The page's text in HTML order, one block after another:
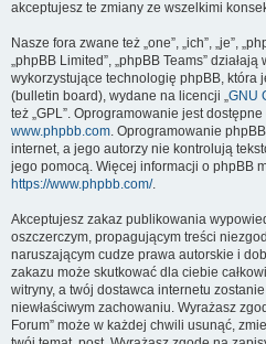
akceptujesz te zmiany ze wszelkimi
Nasze fora zwane też „one”, „ich”, „je”,
„phpBB Limited”, „phpBB Teams”
wykorzystujące technologię phpBB, która
(bulletin board), wydane na licencji „GNU
też „GPL”. Oprogramowanie jest
www.phpbb.com. Oprogramowanie
internet, a jego autorzy nie kontrolują
jego pomocą. Więcej informacji o phpBB
https://www.phpbb.com/.
Akceptujesz zakaz publikowania
oszczerczym, propagującym treści
naruszającym cudze prawa autorskie i
zakazu może skutkować dla ciebie
witryny, a twój dostawca internetu
niewłaściwym zachowaniu. Wyrażasz
Forum” może w każdej chwili usunąć,